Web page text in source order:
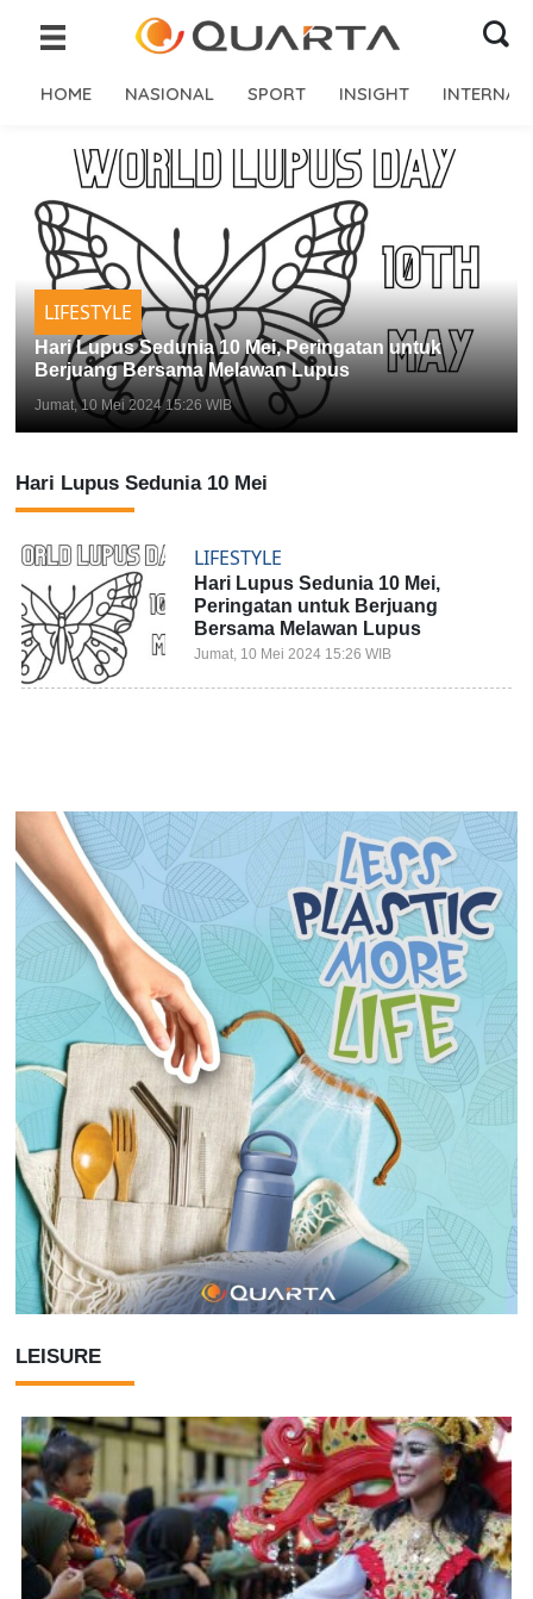
HOME NASIONAL SPORT INSIGHT
LIFESTYLE
Hari Lupus Sedunia 10 Mei, Peringatan untuk
Berjuang Bersama Melawan Lupus
Jumat, 10 Mei 2024 15:26 WIB
LEISURE
Hari Lupus Sedunia 10 Mei
LIFESTYLE
Hari Lupus Sedunia 10 Mei,
Peringatan untuk Berjuang
Bersama Melawan Lupus
Jumat, 10 Mei 2024 15:26 WIB